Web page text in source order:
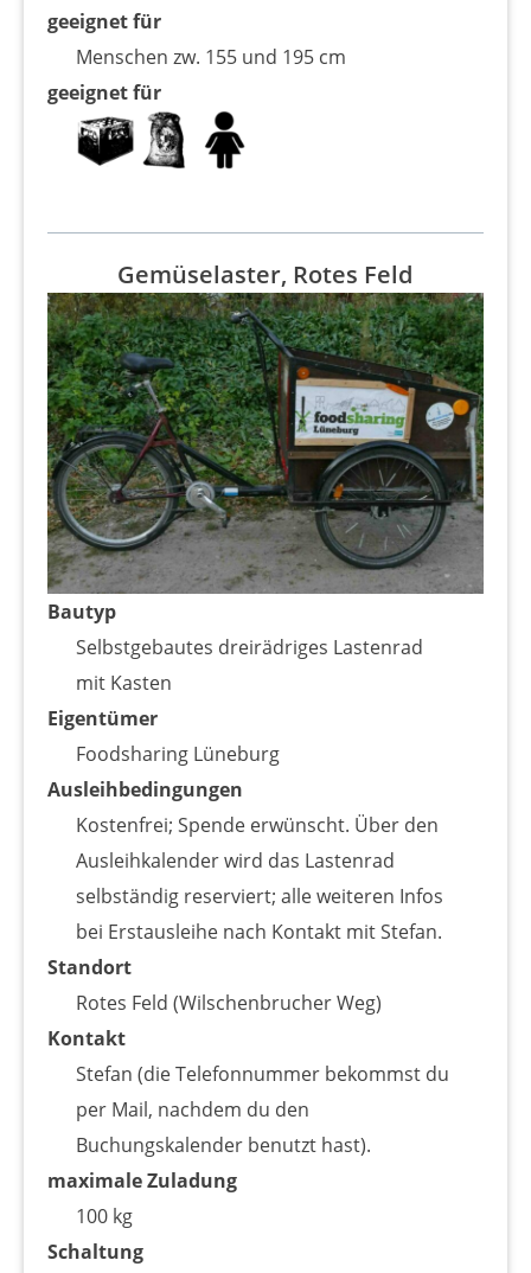
geeignet für
Menschen zw. 155 und 195 cm
geeignet für
Gemüselaster, Rotes Feld
Bautyp
Selbstgebautes dreirädriges Lastenrad
mit Kasten
Eigentümer
Foodsharing Lüneburg
Ausleihbedingungen
Kostenfrei; Spende erwünscht. Über den
Ausleihkalender wird das Lastenrad
selbständig reserviert; alle weiteren Infos
bei Erstausleihe nach Kontakt mit Stefan.
Standort
Rotes Feld (Wilschenbrucher Weg)
Kontakt
Stefan (die Telefonnummer bekommst du
per Mail, nachdem du den
Buchungskalender benutzt hast).
maximale Zuladung
100 kg
Schaltung